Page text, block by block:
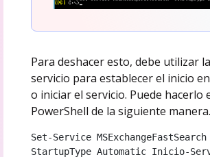
Para deshacer esto, debe utilizar
servicio para establecer el inicio
o iniciar el servicio. Puede hacerlo
PowerShell de la siguiente manera.
Set-Service
StartupType Automatic Inicio-